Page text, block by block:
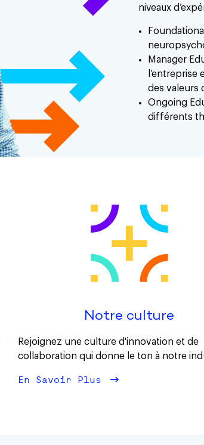
niveaux
Manager
des valeurs
Ongoing
différents
Notre culture
Rejoignez une culture d'innovation et de
collaboration qui donne le ton à notre
En Savoir Plus À Propos Notre